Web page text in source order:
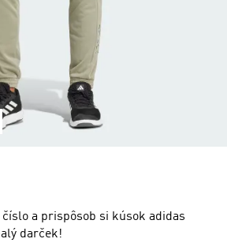
a prispôsob si kúsok adidas
darček!